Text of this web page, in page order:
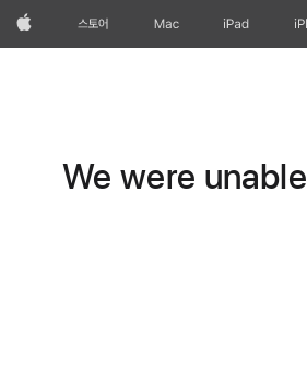
Apple스토어 Mac iPad
We were